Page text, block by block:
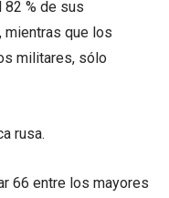
82 % de sus
mientras que los
militares, sólo
rusa.
66 entre los mayores